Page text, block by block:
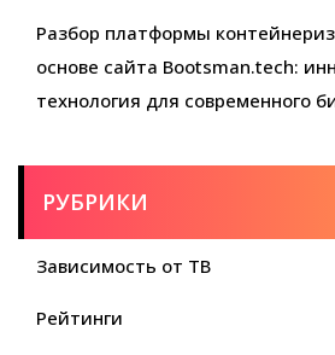
Разбор платформы
основе сайта Bootsman.tech:
технология для современного
РУБРИКИ
Зависимость от ТВ
Рейтинги